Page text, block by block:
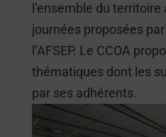
l’ensemble du
journées proposées
l’AFSEP. Le CCOA
thématiques dont les
par ses adhérents.